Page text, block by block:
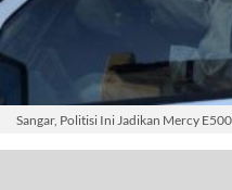
Sangar, Politisi Ini Jadikan Mercy